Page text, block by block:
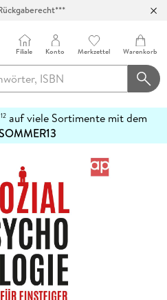
Filiale Konto Merkzettel Warenkorb
12auf viele Sortimente mit dem